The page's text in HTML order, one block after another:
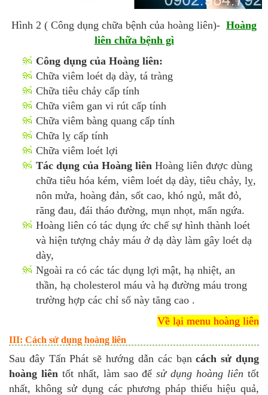
Hình 2 ( Công dụng chữa bệnh của hoàng liên)- Hoàng
liên chữa bệnh gì
Công dụng của Hoàng liên:
Chữa viêm loét dạ dày, tá tràng
Chữa tiêu chảy cấp tính
Chữa viêm gan vi rút cấp tính
Chữa viêm bàng quang cấp tính
Chữa lỵ cấp tính
Chữa viêm loét lợi
Tác dụng của Hoàng liên Hoàng liên được dùng
chữa tiêu hóa kém, viêm loét dạ dày, tiêu chảy, lỵ,
nôn mửa, hoàng đản, sốt cao, khó ngủ, mắt đỏ,
răng đau, đái tháo đường, mụn nhọt, mẩn ngứa.
Hoàng liên có tác dụng ức chế sự hình thành loét
và hiện tượng chảy máu ở dạ dày làm gây loét dạ
dày,
Ngoài ra có các tác dụng lợi mật, hạ nhiệt, an
thần, hạ cholesterol máu và hạ đường máu trong
trường hợp các chỉ số này tăng cao .
Về lại menu hoàng liên
III: Cách sử dụng hoàng liên
Sau đây Tấn Phát sẽ hướng dẫn các bạncách sử dụng
hoàng liêntốt nhất, làm sao đểsử dụng hoàng liên tốt
nhất, không sử dụng các phương pháp thiếu hiệu quả,